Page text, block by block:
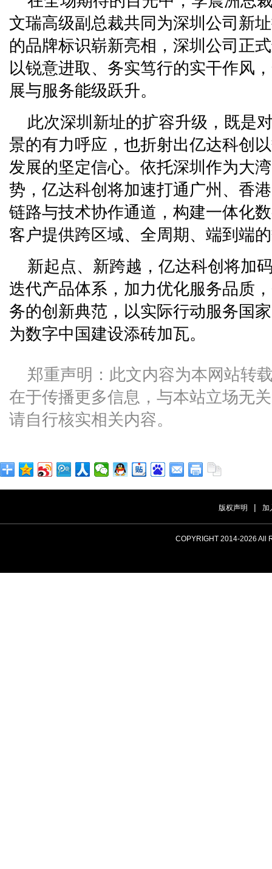
文瑞高级副总裁共同为深圳公司新
的品牌标识崭新亮相，深圳公司正
以锐意进取、务实笃行的实干作风
展与服务能级跃升。
此次深圳新址的扩容升级，既是
景的有力呼应，也折射出亿达科创
发展的坚定信心。依托深圳作为大
势，亿达科创将加速打通广州、香
链路与技术协作通道，构建一体化
客户提供跨区域、全周期、端到端
新起点、新跨越，亿达科创将加
迭代产品体系，加力优化服务品质
务的创新典范，以实际行动服务国
为数字中国建设添砖加瓦。
郑重声明：此文内容为本网站转
在于传播更多信息，与本站立场无
请自行核实相关内容。
版权声明 | 加
COPYRIGHT 2014-2026 All